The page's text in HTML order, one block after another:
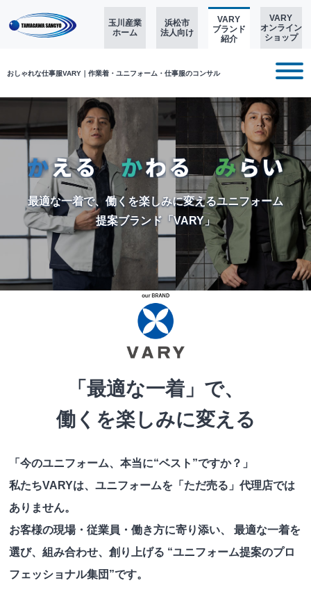
玉川産業
ホーム
浜松市
法人向け
VARY
ブランド
紹介
VARY
オンライン
ショップ
おしゃれな仕事服VARY｜作業着・ユニフォーム・仕事服のコンサル
最適な一着で、働くを楽しみに変えるユニフォーム
提案ブランド 「VARY」
「最適な一着」で、
働くを楽しみに変える
「今のユニフォーム、本当に“ベスト”ですか？」
私たちVARYは、ユニフォームを「ただ売る」代理店では
ありません。
お客様の現場・従業員・働き方に寄り添い、 最適な一着を
選び、組み合わせ、創り上げる “ユニフォーム提案のプロ
フェッショナル集団”です。